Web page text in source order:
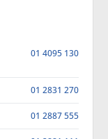
01 4095 130
01 2831 270
01 2887 555